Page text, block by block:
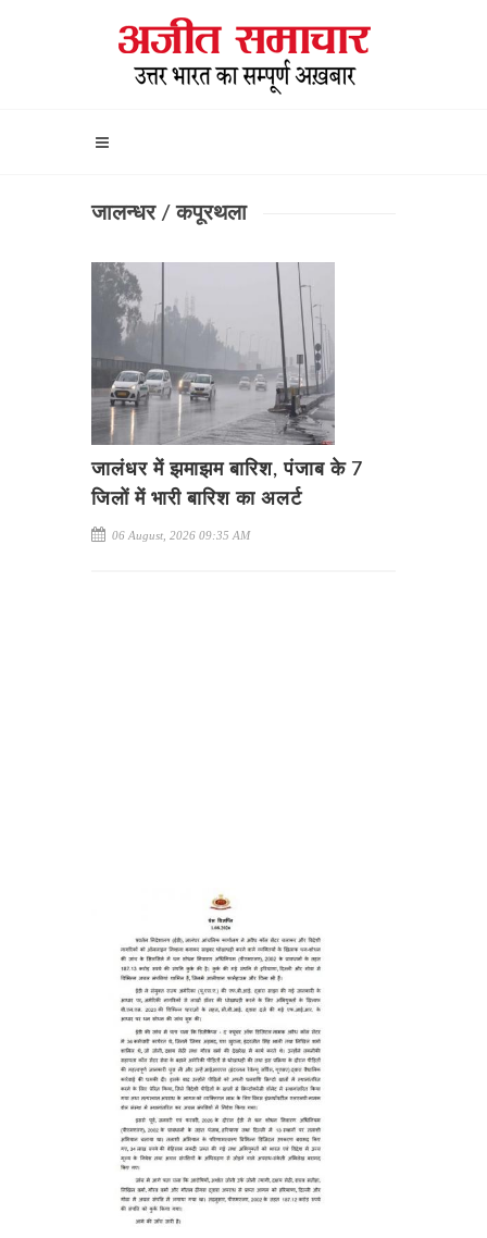
जालन्धर / कपूरथला
जालंधर में झमाझम बारिश, पंजाब के 7
जिलों में भारी बारिश का अलर्ट
06 August, 2026 09:35 AM